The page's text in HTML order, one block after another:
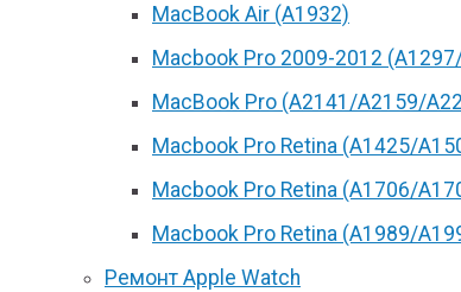
MacBook Air (A1932)
Macbook Pro 2009-2012
MacBook Pro (А2141/А2159/
Macbook Pro Retina (А1425/
Macbook Pro Retina (А1706/
Macbook Pro Retina (А1989/
Ремонт Apple Watch